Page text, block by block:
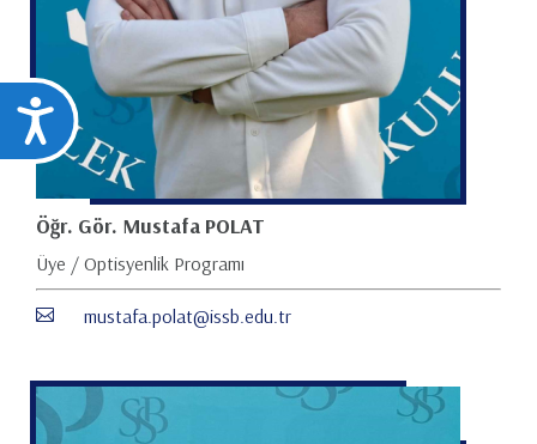
Ulaşılabilirlik
Öğr. Gör. Mustafa POLAT
Üye / Optisyenlik Programı
mustafa.polat@issb.edu.tr